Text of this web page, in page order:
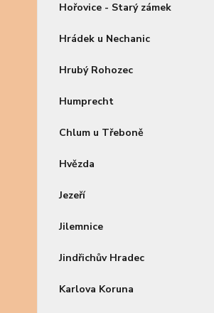
Hořovice - Starý zámek
Hrádek u Nechanic
Hrubý Rohozec
Humprecht
Chlum u Třeboně
Hvězda
Jezeří
Jilemnice
Jindřichův Hradec
Karlova Koruna